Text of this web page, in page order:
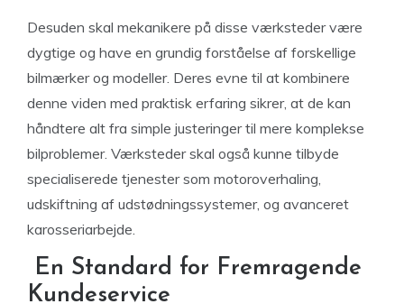
Desuden skal mekanikere på disse værksteder være
dygtige og have en grundig forståelse af forskellige
bilmærker og modeller. Deres evne til at kombinere
denne viden med praktisk erfaring sikrer, at de kan
håndtere alt fra simple justeringer til mere komplekse
bilproblemer. Værksteder skal også kunne tilbyde
specialiserede tjenester som motoroverhaling,
udskiftning af udstødningssystemer, og avanceret
karosseriarbejde.
En Standard for Fremragende
Kundeservice